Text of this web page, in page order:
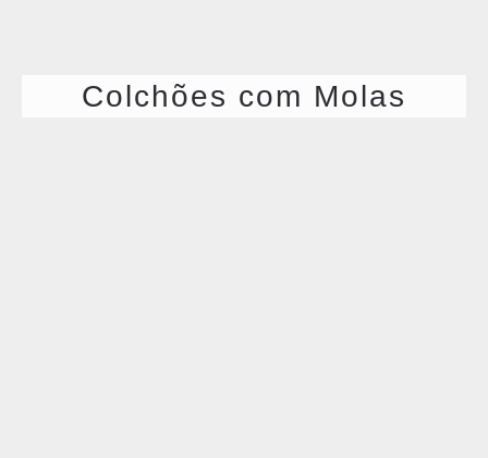
Colchões com Molas